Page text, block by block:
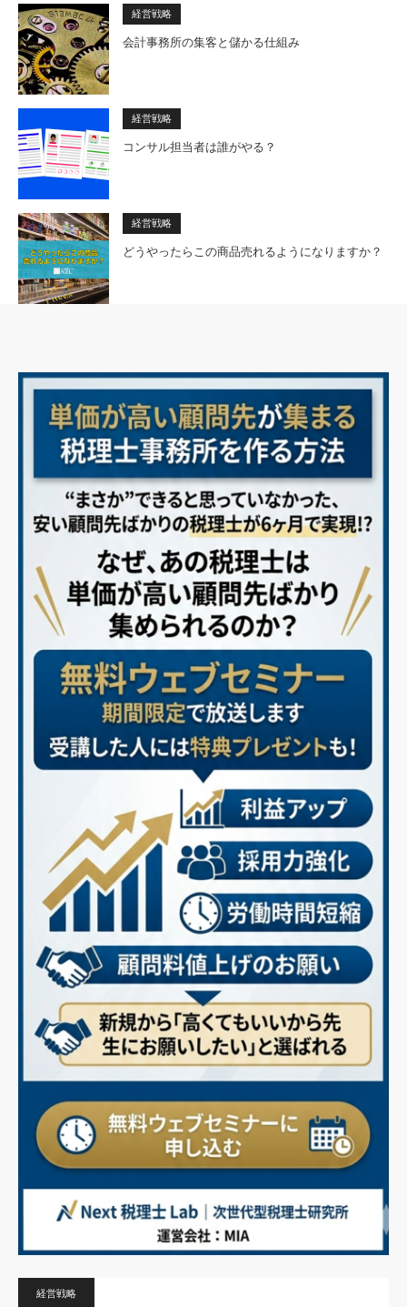
経営戦略
会計事務所の集客と儲かる仕組み
経営戦略
コンサル担当者は誰がやる？
経営戦略
どうやったらこの商品売れるようになりますか？
経営戦略